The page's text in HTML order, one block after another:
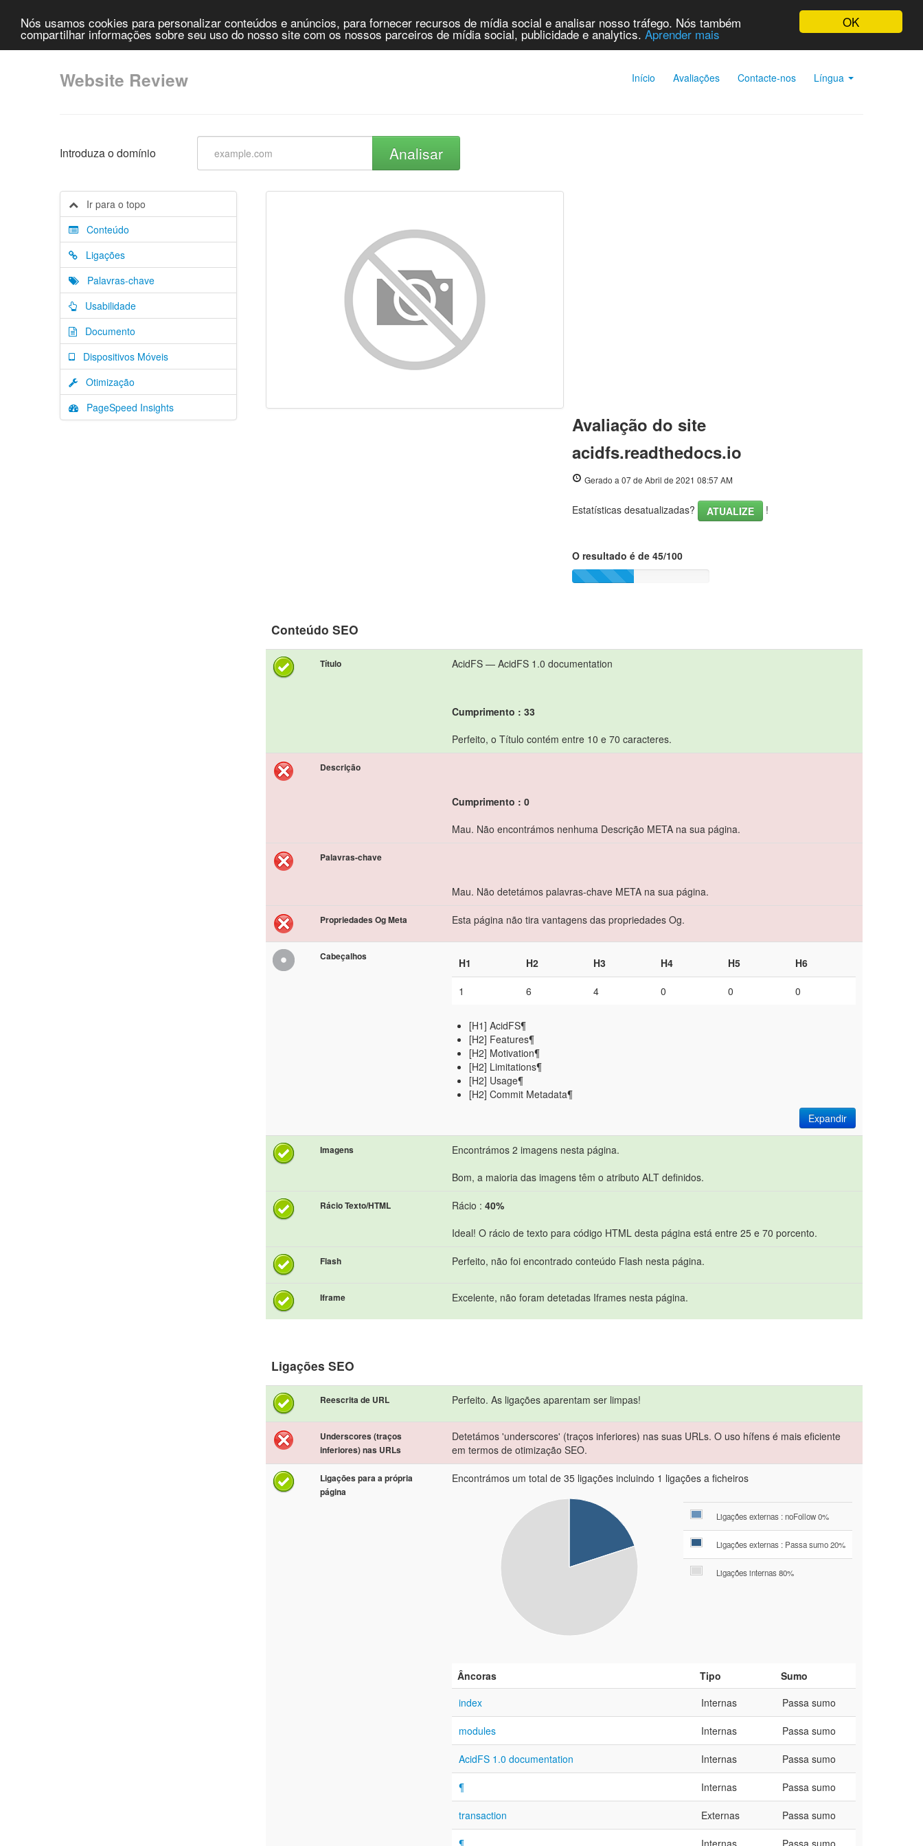
OK
Nós usamos cookies para personalizar conteúdos e anúncios, para fornecer recursos de mídia social e analisar nosso tráfego. Nós também
compartilhar informações sobre seu uso do nosso site com os nossos parceiros de mídia social, publicidade e analytics. Aprender mais
Início Avaliações Contacte-nos Língua
Website Review
Introduza o domínio Analisar
Ir para o topo
Conteúdo
Ligações
Palavras-chave
Usabilidade
Documento
Dispositivos Móveis
Otimização
PageSpeed Insights
Avaliação do site
acidfs.readthedocs.io
Gerado a 07 de Abril de 2021 08:57 AM
Estatísticas desatualizadas? ATUALIZE !
O resultado é de 45/100
Conteúdo SEO
Título AcidFS — AcidFS 1.0 documentation
Cumprimento : 33
Perfeito, o Título contém entre 10 e 70 caracteres.
Descrição
Cumprimento : 0
Mau. Não encontrámos nenhuma Descrição META na sua página.
Palavras-chave
Mau. Não detetámos palavras-chave META na sua página.
Propriedades Og Meta Esta página não tira vantagens das propriedades Og.
Cabeçalhos H1 H2 H3 H4 H5 H6
1 6 4 0 0 0
[H1] AcidFS¶
[H2] Features¶
[H2] Motivation¶
[H2] Limitations¶
[H2] Usage¶
[H2] Commit Metadata¶
Expandir
Imagens
Encontrámos 2 imagens nesta página.
Bom, a maioria das imagens têm o atributo ALT definidos.
Rácio Texto/HTML Rácio : 40%
Ideal! O rácio de texto para código HTML desta página está entre 25 e 70 porcento.
Flash Perfeito, não foi encontrado conteúdo Flash nesta página.
Iframe Excelente, não foram detetadas Iframes nesta página.
Ligações SEO
Reescrita de URL Perfeito. As ligações aparentam ser limpas!
Underscores (traços
inferiores) nas URLs
Detetámos 'underscores' (traços inferiores) nas suas URLs. O uso hífens é mais eficiente
em termos de otimização SEO.
Ligações para a própria
página
Encontrámos um total de 35 ligações incluindo 1 ligações a ficheiros
Ligações externas : noFollow 0%
Ligações externas : Passa sumo 20%
Ligações internas 80%
Âncoras Tipo
Sumo
index
Internas Passa sumo
modules Internas Passa sumo
AcidFS 1.0 documentation Internas Passa sumo
¶ Internas Passa sumo
transaction Externas Passa sumo
¶ Internas Passa sumo